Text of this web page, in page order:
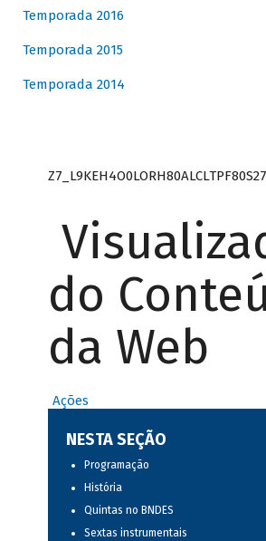
Temporada 2016
Temporada 2015
Temporada 2014
Z7_L9KEH4O0LORH80ALCLTPF80S27
do
da Web
Ações
NESTA SEÇÃO
Programação
História
Quintas no BNDES
Sextas instrumentais